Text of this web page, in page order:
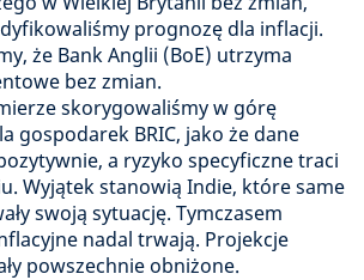
prognozę dla inflacji.
że Bank Anglii (BoE) utrzyma
bez zmian.
skorygowaliśmy w górę
gospodarek BRIC, jako że dane
a ryzyko specyficzne traci
Wyjątek stanowią Indie, które same
swoją sytuację. Tymczasem
nadal trwają. Projekcje
powszechnie obniżone.